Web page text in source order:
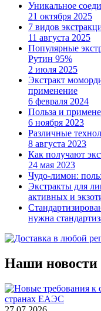
Уникальное
21 октября 2025
7 видов
11 августа 2025
Популярные
Рутин 95%
2 июля 2025
Экстракт
применение
6 февраля 2024
Польза и
6 ноября 2023
Различные
8 августа 2023
Как получают
24 мая 2023
Чудо-лимон:
Экстракты для
активных и
нужна
Наши новости